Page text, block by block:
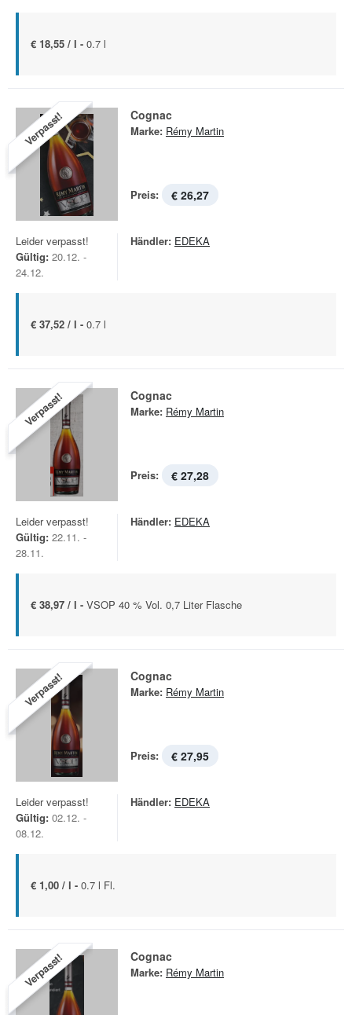
€ 18,55 / l - 0.7 l
Verpasst! Cognac
Marke: Rémy Martin
Preis: € 26,27
Leider verpasst!
Gültig: 20.12. -
24.12.
Händler: EDEKA
€ 37,52 / l - 0.7 l
Verpasst! Cognac
Marke: Rémy Martin
Preis: € 27,28
Leider verpasst!
Gültig: 22.11. -
28.11.
Händler: EDEKA
€ 38,97 / l - VSOP 40 % Vol. 0,7 Liter Flasche
Verpasst! Cognac
Marke: Rémy Martin
Preis: € 27,95
Leider verpasst!
Gültig: 02.12. -
08.12.
Händler: EDEKA
€ 1,00 / l - 0.7 l Fl.
Verpasst! Cognac
Marke: Rémy Martin